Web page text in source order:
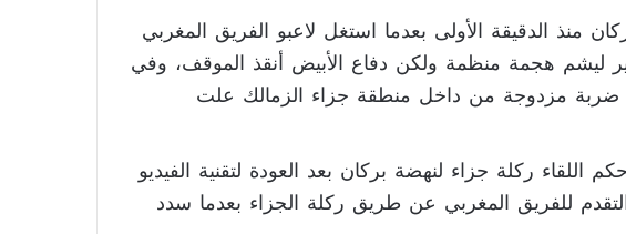
منذ الدقيقة الأولى بعدما استغل لاعبو الفريق المغربي
ليشم هجمة منظمة ولكن دفاع الأبيض أنقذ الموقف، وفي
ضربة مزدوجة من داخل منطقة جزاء الزمالك علت
ركلة جزاء لنهضة بركان بعد العودة لتقنية الفيديو
للفريق المغربي عن طريق ركلة الجزاء بعدما سدد